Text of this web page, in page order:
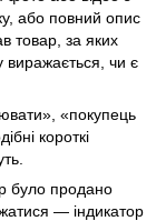
або повний опис
товар, за яких
чи є
«покупець
короткі
було продано
— індикатор